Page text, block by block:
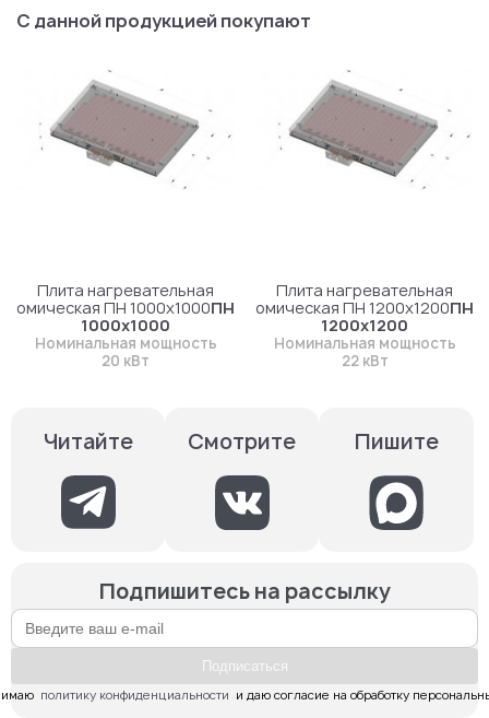
С данной продукцией покупают
Плита нагревательная
омическая ПН 1000х1000ПН
1000х1000
Номинальная мощность
20 кВт
Плита нагревательная
омическая ПН 1200х1200ПН
1200х1200
Номинальная мощность
22 кВт
Читайте Смотрите Пишите
Подпишитесь на рассылку
Подпиcаться
политику конфиденциальности
и даю согласие на обработку